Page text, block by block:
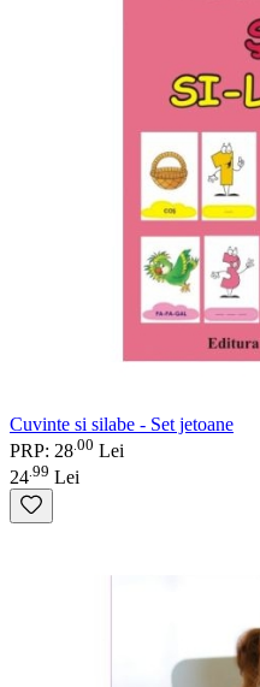
Cuvinte si silabe - Set jetoane
PRP: 28 00 Lei
24 99 Lei